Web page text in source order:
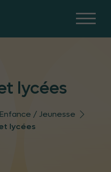
lycées
Enfance / Jeunesse
lycées